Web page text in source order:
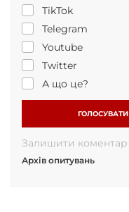
TikTok
Telegram
Youtube
Twitter
А що це?
ГОЛОСУВАТИ
Залишити коментар
Архів опитувань